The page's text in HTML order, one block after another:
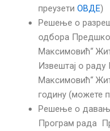
преузети ОВДЕ)
Решење о
одбора
Максимовић“
Извештај о
Максимовић“
годину (можете
Решење о
Програм рада